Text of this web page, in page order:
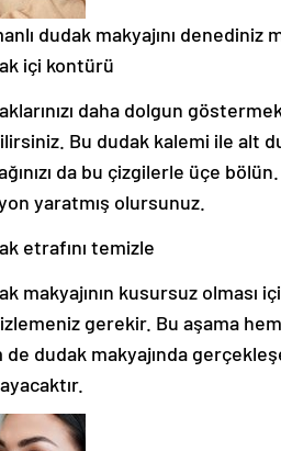
dudak makyajını denediniz
içi kontürü
daha dolgun
Bu dudak kalemi ile alt
da bu çizgilerle üçe
yaratmış olursunuz.
etrafını temizle
makyajının kusursuz olması
gerekir. Bu aşama hem
de dudak makyajında